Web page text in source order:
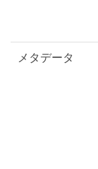
メタデータ